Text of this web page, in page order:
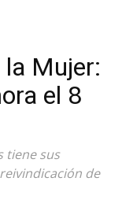
Mujer:
el 8
tiene sus
de